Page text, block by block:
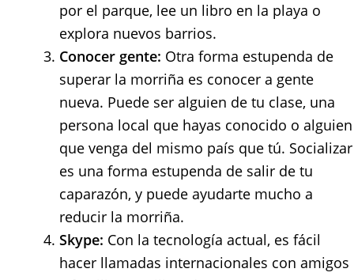
por el parque, lee un libro en la playa o
explora nuevos barrios.
Conocer gente: Otra forma estupenda de
superar la morriña es conocer a gente
nueva. Puede ser alguien de tu clase, una
persona local que hayas conocido o alguien
que venga del mismo país que tú. Socializar
es una forma estupenda de salir de tu
caparazón, y puede ayudarte mucho a
reducir la morriña.
Skype: Con la tecnología actual, es fácil
hacer llamadas internacionales con amigos